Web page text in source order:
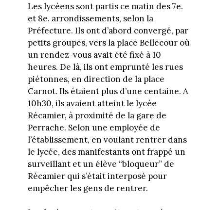
Les lycéens sont partis ce matin des 7e.
et 8e. arrondissements, selon la
Préfecture. Ils ont d’abord convergé, par
petits groupes, vers la place Bellecour où
un rendez-vous avait été fixé à 10
heures. De là, ils ont emprunté les rues
piétonnes, en direction de la place
Carnot. Ils étaient plus d’une centaine. A
10h30, ils avaient atteint le lycée
Récamier, à proximité de la gare de
Perrache. Selon une employée de
l’établissement, en voulant rentrer dans
le lycée, des manifestants ont frappé un
surveillant et un élève “bloqueur” de
Récamier qui s’était interposé pour
empêcher les gens de rentrer.